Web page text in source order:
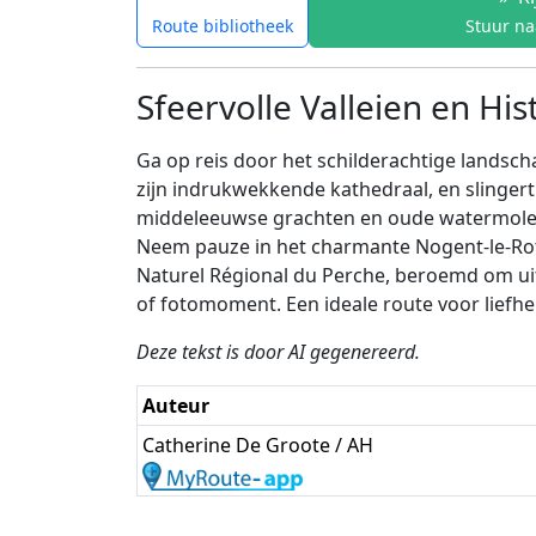
Route bibliotheek Stuur
Sfeervolle Valleien en
Ga op reis door het schilderachtige
zijn indrukwekkende kathedraal, en
middeleeuwse grachten en oude
Neem pauze in het charmante Nogent-le-
Naturel Régional du Perche, beroemd om
of fotomoment. Een ideale route voor
Deze tekst is door AI gegenereerd.
Auteur
Catherine De Groote / AH